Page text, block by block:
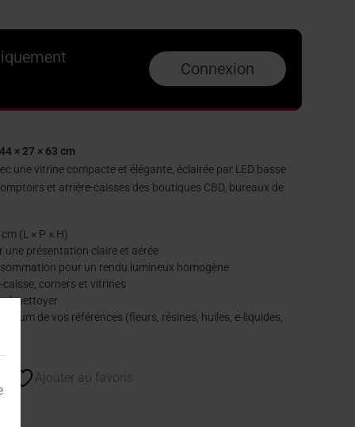
Connexion
× 27 × 63 cm
une vitrine compacte et élégante, éclairée par LED basse
et arrière-caisses des boutiques CBD, bureaux de
(L × P × H)
une présentation claire et aérée
pour un rendu lumineux homogène
corners et vitrines
à nettoyer
de vos références (fleurs, résines, huiles, e-liquides,
Ajouter au favoris